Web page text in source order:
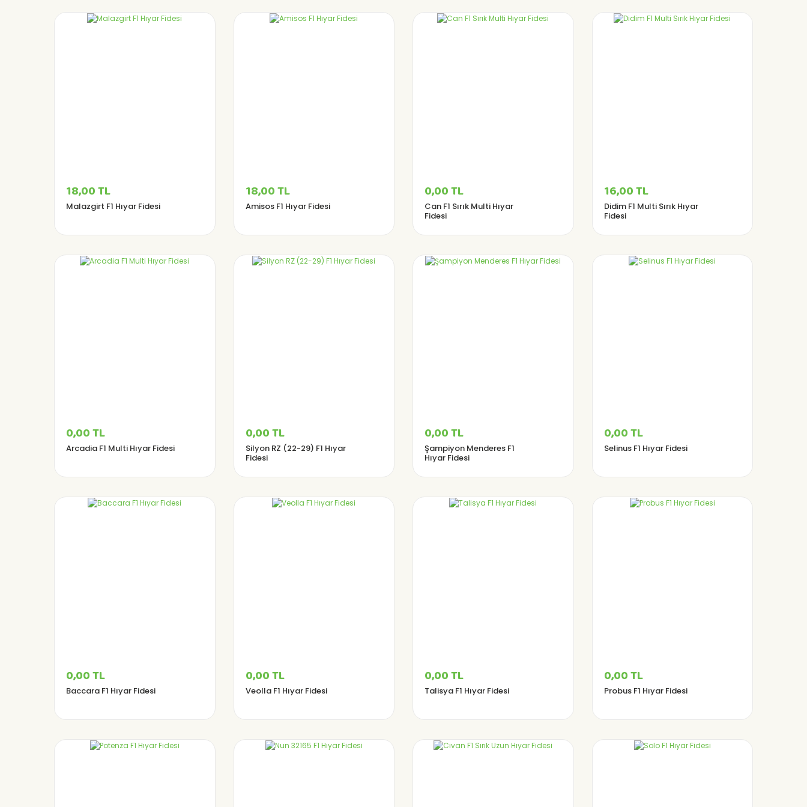
18,00 TL
Malazgirt F1 Hıyar Fidesi
18,00 TL
Amisos F1 Hıyar Fidesi
0,00 TL
Can F1 Sırık Multi Hıyar
Fidesi
16,00 TL
Didim F1 Multi Sırık Hıyar
Fidesi
0,00 TL
Arcadia F1 Multi Hıyar Fidesi
0,00 TL
Silyon RZ (22-29) F1 Hıyar
Fidesi
0,00 TL
Şampiyon Menderes F1
Hıyar Fidesi
0,00 TL
Selinus F1 Hıyar Fidesi
0,00 TL
Baccara F1 Hıyar Fidesi
0,00 TL
Veolla F1 Hıyar Fidesi
0,00 TL
Talisya F1 Hıyar Fidesi
0,00 TL
Probus F1 Hıyar Fidesi